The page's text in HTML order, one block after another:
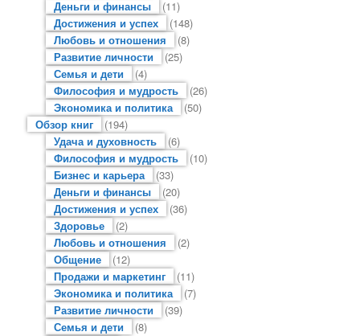
Деньги и финансы
(11)
Достижения и успех
(148)
Любовь и отношения
(8)
Развитие личности
(25)
Семья и дети
(4)
Философия и мудрость
(26)
Экономика и политика
(50)
Обзор книг
(194)
Удача и духовность
(6)
Философия и мудрость
(10)
Бизнес и карьера
(33)
Деньги и финансы
(20)
Достижения и успех
(36)
Здоровье
(2)
Любовь и отношения
(2)
Общение
(12)
Продажи и маркетинг
(11)
Экономика и политика
(7)
Развитие личности
(39)
Семья и дети
(8)